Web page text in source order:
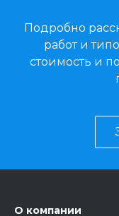
Подробно
работ и
стоимость и
О компании